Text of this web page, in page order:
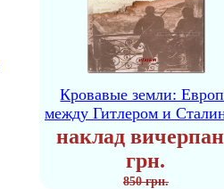
Кровавые земли:
между Гитлером и
наклад
грн.
850 грн.